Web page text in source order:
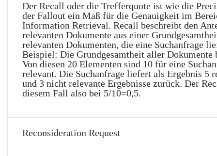
Der Recall oder die Trefferquote ist wie die
der Fallout ein Maß für die Genauigkeit im
Information Retrieval. Recall beschreibt den
relevanten Dokumente aus einer
relevanten Dokumenten, die eine Suchanfrage
Beispiel: Die Grundgesamtheit aller Dokumente
Von diesen 20 Elementen sind 10 für eine
relevant. Die Suchanfrage liefert als Ergebnis 5
und 3 nicht relevante Ergebnisse zurück. Der
diesem Fall also bei 5/10=0,5.
Reconsideration Request